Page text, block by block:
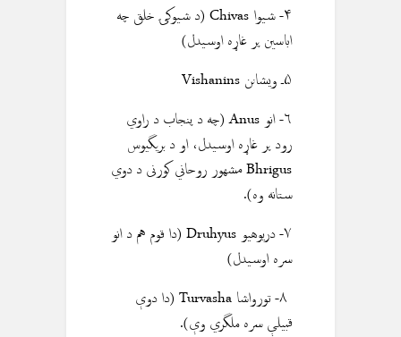
۴- شيوا Chivas (د شیوکۍ خلق چه
اباسین پر غاړه اوسیدل)
۵ـ ويشانن Vishanins
٦- انو Anus (چه د پنجاب د راوي
رود پر غاړه اوسیدل، او د بریگیوس
Bhrigus مشهور روحاني کورنی د دوي
ستانه وه).
۷- دريوهيو Druhyus (دا قوم هم د انو
سره اوسیدل)
۸- تورواشا Turvasha (دا دوې
قبيلې سره ملگري وې).